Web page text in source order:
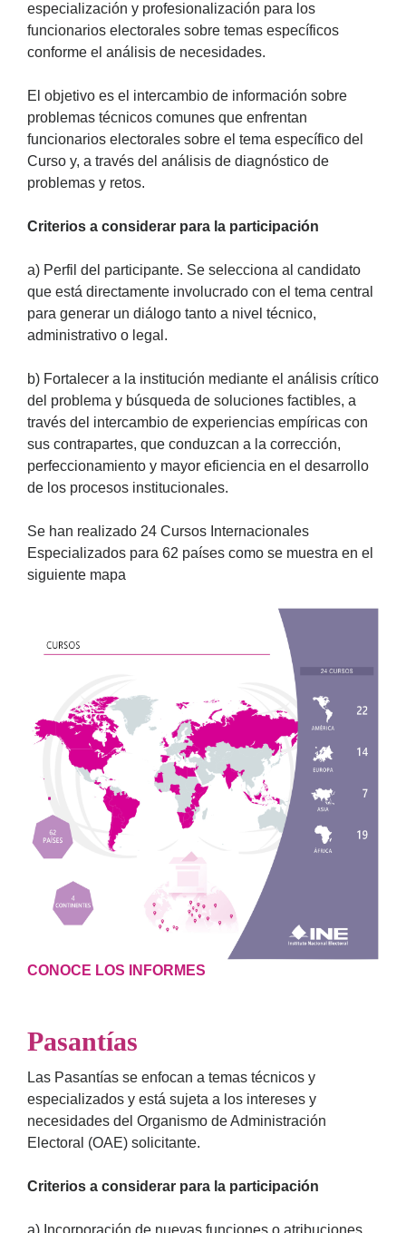
especialización y profesionalización para los
funcionarios electorales sobre temas específicos
conforme el análisis de necesidades.
El objetivo es el intercambio de información sobre
problemas técnicos comunes que enfrentan
funcionarios electorales sobre el tema específico del
Curso y, a través del análisis de diagnóstico de
problemas y retos.
Criterios a considerar para la participación
a) Perfil del participante. Se selecciona al candidato
que está directamente involucrado con el tema central
para generar un diálogo tanto a nivel técnico,
administrativo o legal.
b) Fortalecer a la institución mediante el análisis crítico
del problema y búsqueda de soluciones factibles, a
través del intercambio de experiencias empíricas con
sus contrapartes, que conduzcan a la corrección,
perfeccionamiento y mayor eficiencia en el desarrollo
de los procesos institucionales.
Se han realizado 24 Cursos Internacionales
Especializados para 62 países como se muestra en el
siguiente mapa
CONOCE LOS INFORMES
Pasantías
Las Pasantías se enfocan a temas técnicos y
especializados y está sujeta a los intereses y
necesidades del Organismo de Administración
Electoral (OAE) solicitante.
Criterios a considerar para la participación